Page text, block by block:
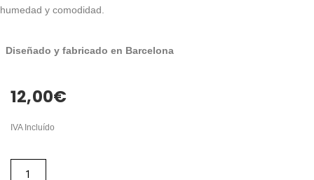
humedad y comodidad.
Diseñado y fabricado en Barcelona
12,00€
IVA Incluído